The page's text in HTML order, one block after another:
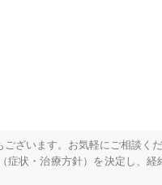
ざいます。お気軽にご相談くだ
状・治療方針）を決定し、経